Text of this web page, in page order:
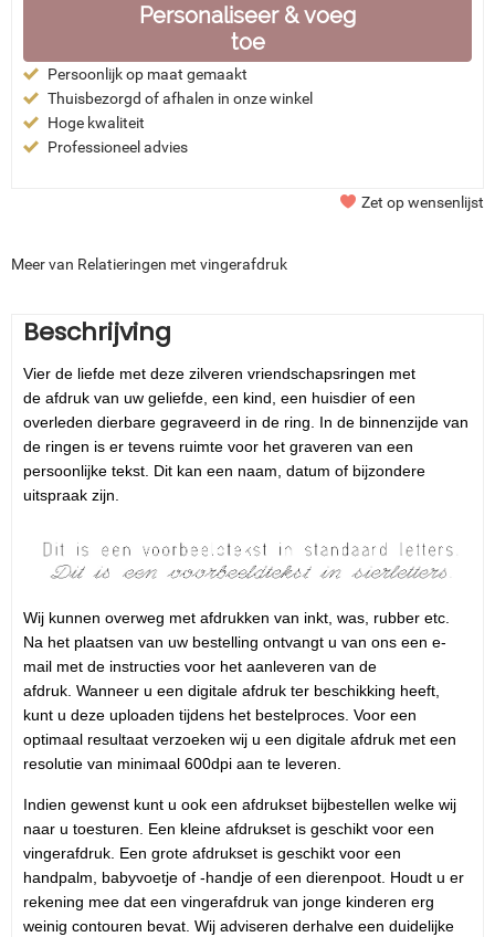
Personaliseer & voeg
toe
Persoonlijk op maat gemaakt
Thuisbezorgd of afhalen in onze winkel
Hoge kwaliteit
Professioneel advies
Zet op wensenlijst
Meer van Relatieringen met vingerafdruk
Beschrijving
Vier de liefde met deze zilveren vriendschapsringen met
de afdruk van uw geliefde, een kind, een huisdier of een
overleden dierbare gegraveerd in de ring. In de binnenzijde van
de ringen is er tevens ruimte voor het graveren van een
persoonlijke tekst. Dit kan een naam, datum of bijzondere
uitspraak zijn.
Wij kunnen overweg met afdrukken van inkt, was, rubber etc.
Na het plaatsen van uw bestelling ontvangt u van ons een e-
mail met de instructies voor het aanleveren van de
afdruk. Wanneer u een digitale afdruk ter beschikking heeft,
kunt u deze uploaden tijdens het bestelproces. Voor een
optimaal resultaat verzoeken wij u een digitale afdruk met een
resolutie van minimaal 600dpi aan te leveren.
Indien gewenst kunt u ook een afdrukset bijbestellen welke wij
naar u toesturen. Een kleine afdrukset is geschikt voor een
vingerafdruk. Een grote afdrukset is geschikt voor een
handpalm, babyvoetje of -handje of een dierenpoot. Houdt u er
rekening mee dat een vingerafdruk van jonge kinderen erg
weinig contouren bevat. Wij adviseren derhalve een duidelijke